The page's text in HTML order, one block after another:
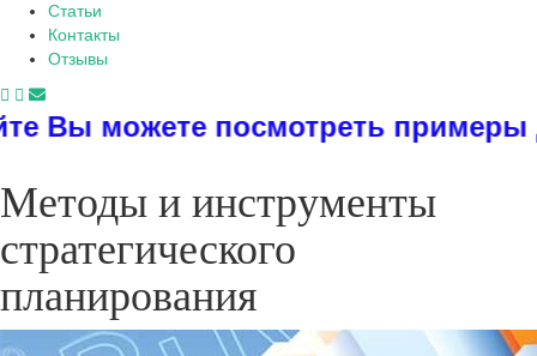
Статьи
Контакты
Отзывы
посмотреть примеры
Методы и инструменты
стратегического
планирования